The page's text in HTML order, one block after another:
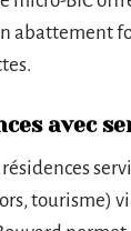
abattement
avec
tourisme)